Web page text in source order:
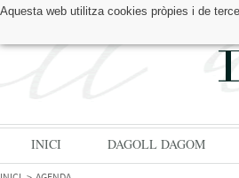
Aquesta web utilitza cookies pròpies i de
TROBA'NS A:
INICI DAGOLL DAGOM